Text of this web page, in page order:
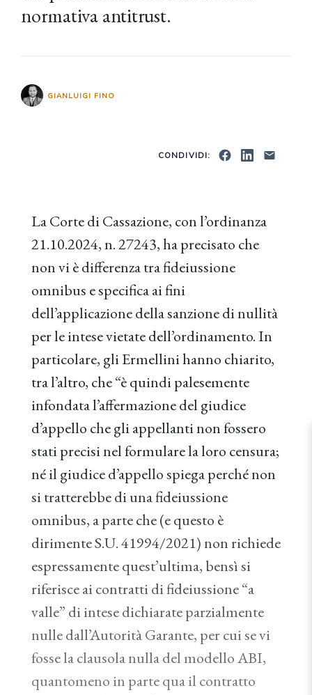
normativa antitrust.
GIANLUIGI FINO
CONDIVIDI:
La Corte di Cassazione, con l’ordinanza
21.10.2024, n. 27243, ha precisato che
non vi è differenza tra fideiussione
omnibus e specifica ai fini
dell’applicazione della sanzione di nullità
per le intese vietate dell’ordinamento. In
particolare, gli Ermellini hanno chiarito,
tra l’altro, che “è quindi palesemente
infondata l’affermazione del giudice
d’appello che gli appellanti non fossero
stati precisi nel formulare la loro censura;
né il giudice d’appello spiega perché non
si tratterebbe di una fideiussione
omnibus, a parte che (e questo è
dirimente S.U. 41994/2021) non richiede
espressamente quest’ultima, bensì si
riferisce ai contratti di fideiussione “a
valle” di intese dichiarate parzialmente
nulle dall’Autorità Garante, per cui se vi
fosse la clausola nulla del modello ABI,
quantomeno in parte qua il contratto